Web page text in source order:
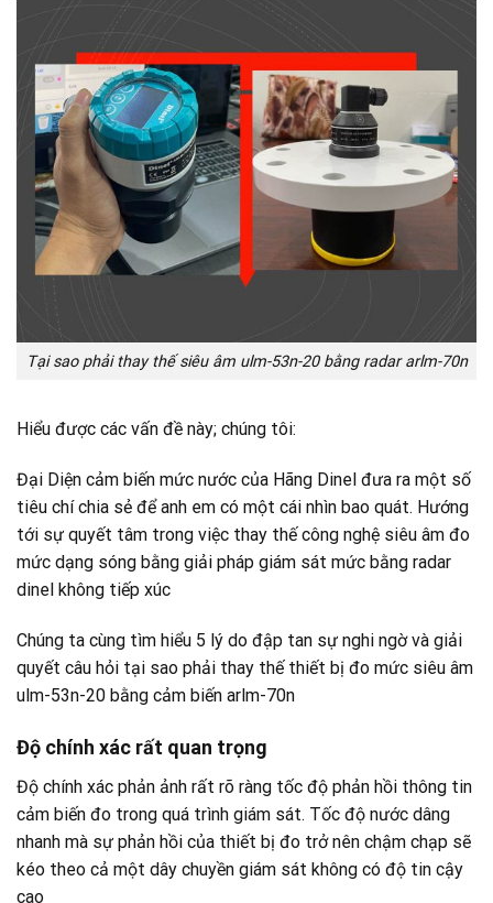
Tại sao phải thay thế siêu âm ulm-53n-20 bằng radar arlm-70n
Hiểu được các vấn đề này; chúng tôi:
Đại Diện cảm biến mức nước của Hãng Dinel đưa ra một số
tiêu chí chia sẻ để anh em có một cái nhìn bao quát. Hướng
tới sự quyết tâm trong việc thay thế công nghệ siêu âm đo
mức dạng sóng bằng giải pháp giám sát mức bằng radar
dinel không tiếp xúc
Chúng ta cùng tìm hiểu 5 lý do đập tan sự nghi ngờ và giải
quyết câu hỏi tại sao phải thay thế thiết bị đo mức siêu âm
ulm-53n-20 bằng cảm biến arlm-70n
Độ chính xác rất quan trọng
Độ chính xác phản ảnh rất rõ ràng tốc độ phản hồi thông tin
cảm biến đo trong quá trình giám sát. Tốc độ nước dâng
nhanh mà sự phản hồi của thiết bị đo trở nên chậm chạp sẽ
kéo theo cả một dây chuyền giám sát không có độ tin cậy
cao